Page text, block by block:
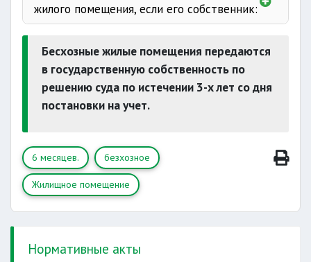
не обеспечены
жилого помещения, если его собственник:
выбыл
длительное лечение
Бесхозные жилые помещения передаются
в государственную собственность по
решению суда по истечении 3-х лет со дня
постановки на учет.
6 месяцев. безхозное
Жилищное помещение
Нормативные акты